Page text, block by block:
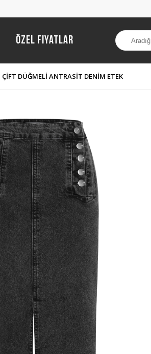
Özel Fiyatlar
ÇIFT DÜĞMELI ANTRASIT DENIM ETEK